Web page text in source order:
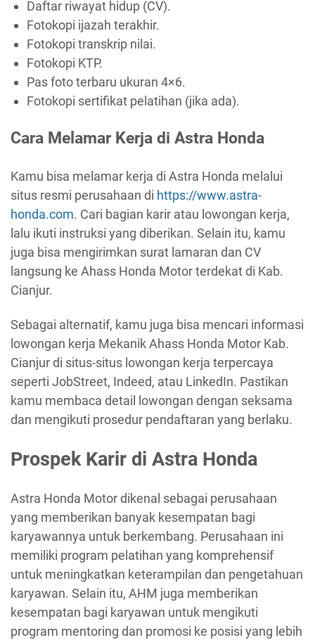
Daftar riwayat hidup (CV).
Fotokopi ijazah terakhir.
Fotokopi transkrip nilai.
Fotokopi KTP.
Pas foto terbaru ukuran 4×6.
Fotokopi sertifikat pelatihan (jika ada).
Cara Melamar Kerja di Astra Honda
Kamu bisa melamar kerja di Astra Honda melalui
situs resmi perusahaan di https://www.astra-
honda.com. Cari bagian karir atau lowongan kerja,
lalu ikuti instruksi yang diberikan. Selain itu, kamu
juga bisa mengirimkan surat lamaran dan CV
langsung ke Ahass Honda Motor terdekat di Kab.
Cianjur.
Sebagai alternatif, kamu juga bisa mencari informasi
lowongan kerja Mekanik Ahass Honda Motor Kab.
Cianjur di situs-situs lowongan kerja terpercaya
seperti JobStreet, Indeed, atau LinkedIn. Pastikan
kamu membaca detail lowongan dengan seksama
dan mengikuti prosedur pendaftaran yang berlaku.
Prospek Karir di Astra Honda
Astra Honda Motor dikenal sebagai perusahaan
yang memberikan banyak kesempatan bagi
karyawannya untuk berkembang. Perusahaan ini
memiliki program pelatihan yang komprehensif
untuk meningkatkan keterampilan dan pengetahuan
karyawan. Selain itu, AHM juga memberikan
kesempatan bagi karyawan untuk mengikuti
program mentoring dan promosi ke posisi yang lebih